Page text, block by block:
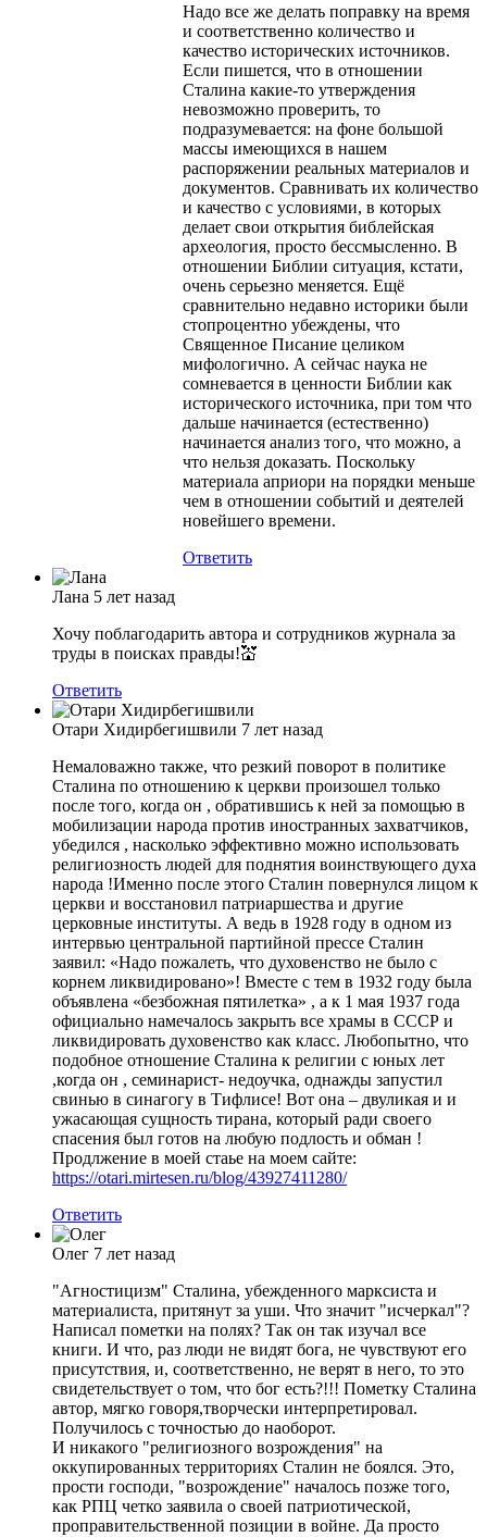
Надо все же делать поправку на время
и соответственно количество и
качество исторических источников.
Если пишется, что в отношении
Сталина какие-то утверждения
невозможно проверить, то
подразумевается: на фоне большой
массы имеющихся в нашем
распоряжении реальных материалов и
документов. Сравнивать их количество
и качество с условиями, в которых
делает свои открытия библейская
археология, просто бессмысленно. В
отношении Библии ситуация, кстати,
очень серьезно меняется. Ещё
сравнительно недавно историки были
стопроцентно убеждены, что
Священное Писание целиком
мифологично. А сейчас наука не
сомневается в ценности Библии как
исторического источника, при том что
дальше начинается (естественно)
начинается анализ того, что можно, а
что нельзя доказать. Поскольку
материала априори на порядки меньше
чем в отношении событий и деятелей
новейшего времени.
Ответить
Лана 5 лет назад
Хочу поблагодарить автора и сотрудников журнала за
труды в поисках правды!💒
Ответить
Отари Хидирбегишвили 7 лет назад
Немаловажно также, что резкий поворот в политике
Сталина по отношению к церкви произошел только
после того, когда он , обратившись к ней за помощью в
мобилизации народа против иностранных захватчиков,
убедился , насколько эффективно можно использовать
религиозность людей для поднятия воинствующего духа
народа !Именно после этого Сталин повернулся лицом к
церкви и восстановил патриаршества и другие
церковные институты. А ведь в 1928 году в одном из
интервью центральной партийной прессе Сталин
заявил: «Надо пожалеть, что духовенство не было с
корнем ликвидировано»! Вместе с тем в 1932 году была
объявлена «безбожная пятилетка» , а к 1 мая 1937 года
официально намечалось закрыть все храмы в СССР и
ликвидировать духовенство как класс. Любопытно, что
подобное отношение Сталина к религии с юных лет
,когда он , семинарист- недоучка, однажды запустил
свинью в синагогу в Тифлисе! Вот она – двуликая и и
ужасающая сущность тирана, который ради своего
спасения был готов на любую подлость и обман !
Продлжение в моей стаье на моем сайте:
https://otari.mirtesen.ru/blog/43927411280/
Ответить
Олег 7 лет назад
"Агностицизм" Сталина, убежденного марксиста и
материалиста, притянут за уши. Что значит "исчеркал"?
Написал пометки на полях? Так он так изучал все
книги. И что, раз люди не видят бога, не чувствуют его
присутствия, и, соответственно, не верят в него, то это
свидетельствует о том, что бог есть?!!! Пометку Сталина
автор, мягко говоря,творчески интерпретировал.
Получилось с точностью до наоборот.
И никакого "религиозного возрождения" на
оккупированных территориях Сталин не боялся. Это,
прости господи, "возрождение" началось позже того,
как РПЦ четко заявила о своей патриотической,
проправительственной позиции в войне. Да просто